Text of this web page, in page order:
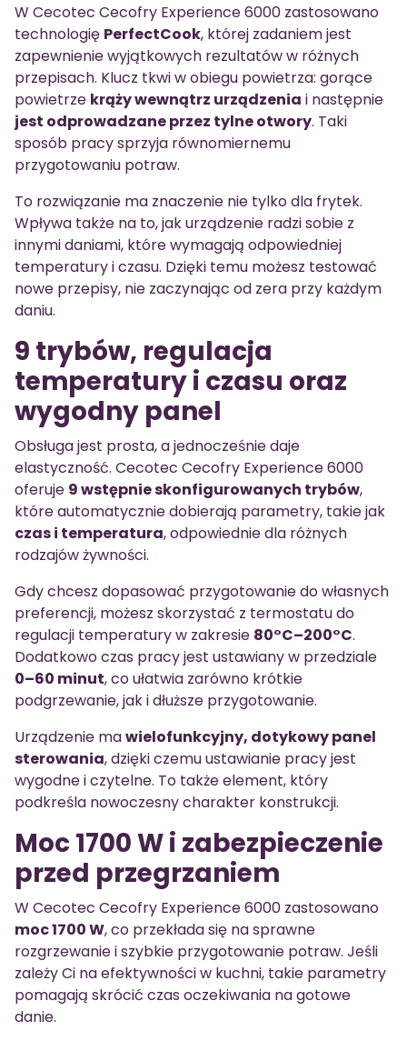
W Cecotec Cecofry Experience 6000 zastosowano
technologię PerfectCook, której zadaniem jest
zapewnienie wyjątkowych rezultatów w różnych
przepisach. Klucz tkwi w obiegu powietrza: gorące
powietrze krąży wewnątrz urządzenia i następnie
jest odprowadzane przez tylne otwory. Taki
sposób pracy sprzyja równomiernemu
przygotowaniu potraw.
To rozwiązanie ma znaczenie nie tylko dla frytek.
Wpływa także na to, jak urządzenie radzi sobie z
innymi daniami, które wymagają odpowiedniej
temperatury i czasu. Dzięki temu możesz testować
nowe przepisy, nie zaczynając od zera przy każdym
daniu.
9 trybów, regulacja
temperatury i czasu oraz
wygodny panel
Obsługa jest prosta, a jednocześnie daje
elastyczność. Cecotec Cecofry Experience 6000
oferuje 9 wstępnie skonfigurowanych trybów,
które automatycznie dobierają parametry, takie jak
czas i temperatura, odpowiednie dla różnych
rodzajów żywności.
Gdy chcesz dopasować przygotowanie do własnych
preferencji, możesz skorzystać z termostatu do
regulacji temperatury w zakresie 80°C–200°C.
Dodatkowo czas pracy jest ustawiany w przedziale
0–60 minut, co ułatwia zarówno krótkie
podgrzewanie, jak i dłuższe przygotowanie.
Urządzenie mawielofunkcyjny, dotykowy panel
sterowania, dzięki czemu ustawianie pracy jest
wygodne i czytelne. To także element, który
podkreśla nowoczesny charakter konstrukcji.
Moc 1700 W i zabezpieczenie
przed przegrzaniem
W Cecotec Cecofry Experience 6000 zastosowano
moc 1700 W, co przekłada się na sprawne
rozgrzewanie i szybkie przygotowanie potraw. Jeśli
zależy Ci na efektywności w kuchni, takie parametry
pomagają skrócić czas oczekiwania na gotowe
danie.